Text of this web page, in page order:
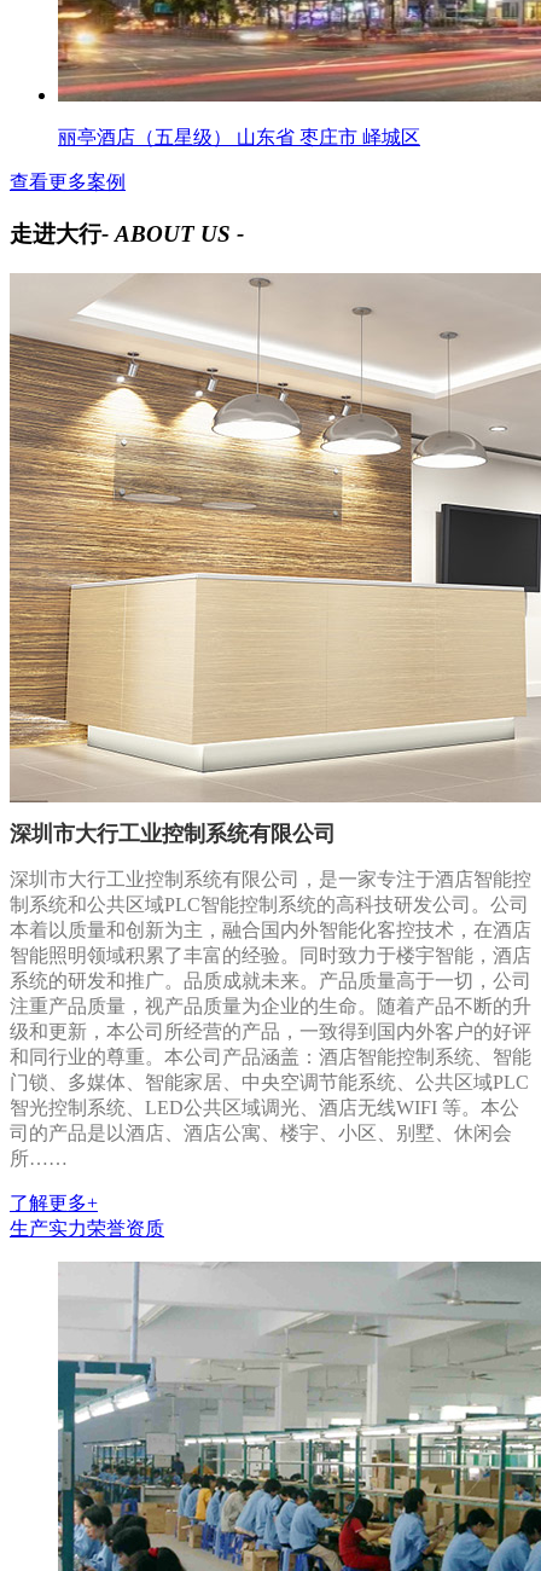
丽亭酒店（五星级） 山东省 枣庄市 峄城区
查看更多案例
走进大行- ABOUT US -
深圳市大行工业控制系统有限公司
深圳市大行工业控制系统有限公司，是一家专注于酒店智能控
制系统和公共区域PLC智能控制系统的高科技研发公司。公司
本着以质量和创新为主，融合国内外智能化客控技术，在酒店
智能照明领域积累了丰富的经验。同时致力于楼宇智能，酒店
系统的研发和推广。品质成就未来。产品质量高于一切，公司
注重产品质量，视产品质量为企业的生命。随着产品不断的升
级和更新，本公司所经营的产品，一致得到国内外客户的好评
和同行业的尊重。本公司产品涵盖：酒店智能控制系统、智能
门锁、多媒体、智能家居、中央空调节能系统、公共区域PLC
智光控制系统、LED公共区域调光、酒店无线WIFI 等。本公
司的产品是以酒店、酒店公寓、楼宇、小区、别墅、休闲会
所……
了解更多+
生产实力荣誉资质